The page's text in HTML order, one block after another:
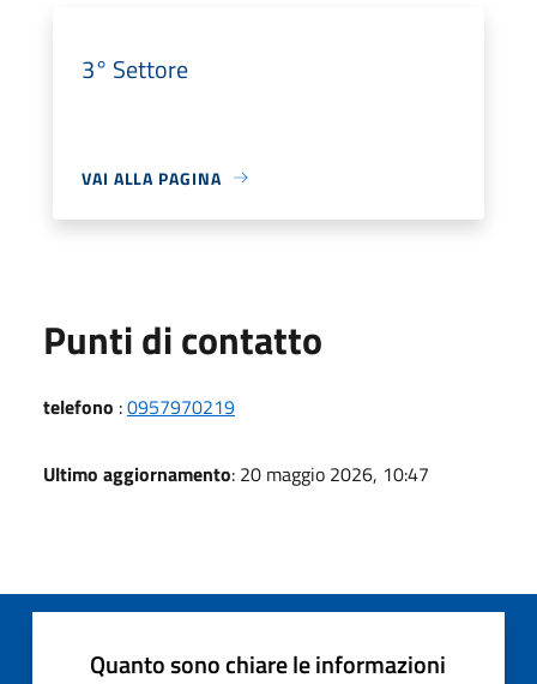
3° Settore
VAI ALLA PAGINA
Punti di contatto
telefono :0957970219
Ultimo aggiornamento: 20 maggio 2026, 10:47
Quanto sono chiare le informazioni